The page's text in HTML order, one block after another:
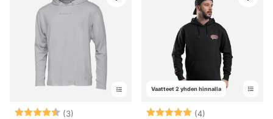
Arvio: (3)
4.7 5:sta tähdestä
Vaatteet 2 yhden hinnalla
Arvio: (4)